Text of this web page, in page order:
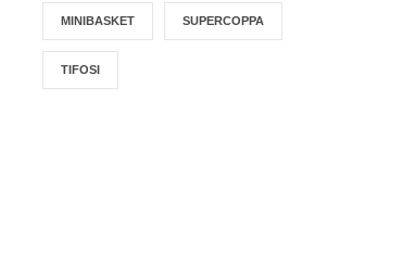
MINIBASKET SUPERCOPPA
TIFOSI